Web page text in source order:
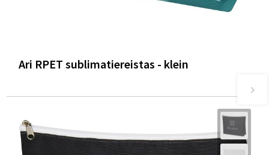
Ari RPET sublimatiereistas - klein